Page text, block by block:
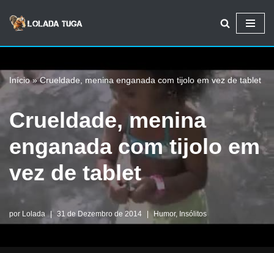
Avançar
o
conteúdo
Início»Crueldade, menina enganada com tijolo em vez de tablet
Crueldade, menina
enganada com tijolo em
vez de tablet
por Lolada 31 de Dezembro de 2014 Humor, Insólitos